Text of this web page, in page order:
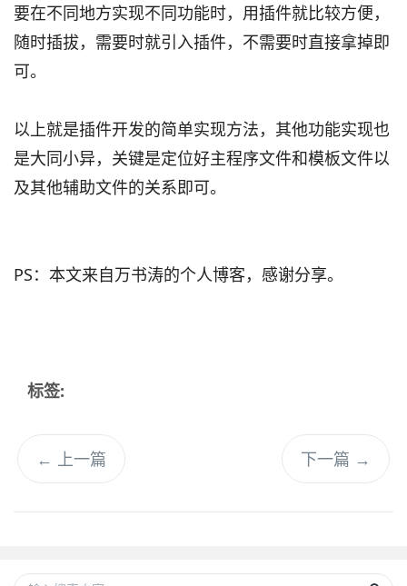
要在不同地方实现不同功能时，用插件就比较方便，
随时插拔，需要时就引入插件，不需要时直接拿掉即
可。
以上就是插件开发的简单实现方法，其他功能实现也
是大同小异，关键是定位好主程序文件和模板文件以
及其他辅助文件的关系即可。
PS：本文来自万书涛的个人博客，感谢分享。
标签:
← 上一篇 下一篇 →